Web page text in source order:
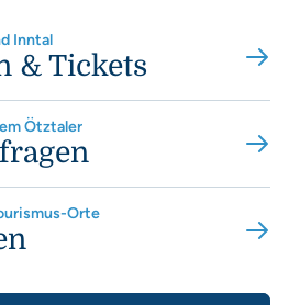
& Tickets
Inntal
Ötztaler
Orte